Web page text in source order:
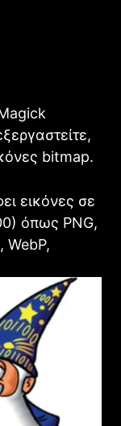
bitmap.
εικόνες σε
όπως PNG,
WebP,